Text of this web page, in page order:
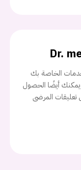
طرح سؤال.
Dr.
الخاصة بك
يمكنك أيضًا الحصول
تعليقات المرضى